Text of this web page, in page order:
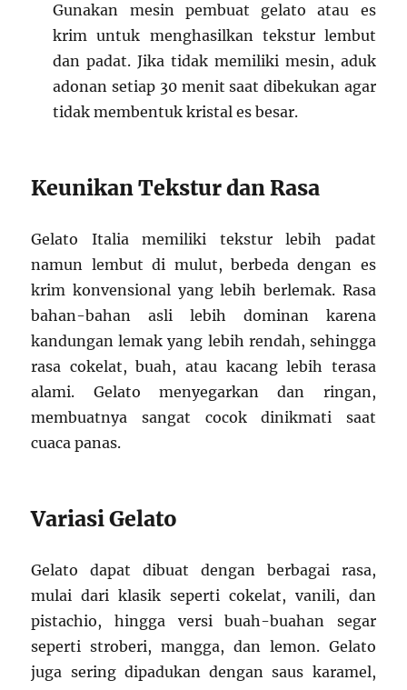
Gunakan mesin pembuat gelato atau es
krim untuk menghasilkan tekstur lembut
dan padat. Jika tidak memiliki mesin, aduk
adonan setiap 30 menit saat dibekukan agar
tidak membentuk kristal es besar.
Keunikan Tekstur dan Rasa
Gelato Italia memiliki tekstur lebih padat
namun lembut di mulut, berbeda dengan es
krim konvensional yang lebih berlemak. Rasa
bahan-bahan asli lebih dominan karena
kandungan lemak yang lebih rendah, sehingga
rasa cokelat, buah, atau kacang lebih terasa
alami. Gelato menyegarkan dan ringan,
membuatnya sangat cocok dinikmati saat
cuaca panas.
Variasi Gelato
Gelato dapat dibuat dengan berbagai rasa,
mulai dari klasik seperti cokelat, vanili, dan
pistachio, hingga versi buah-buahan segar
seperti stroberi, mangga, dan lemon. Gelato
juga sering dipadukan dengan saus karamel,